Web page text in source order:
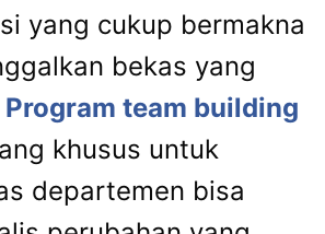
yang cukup bermakna
bekas yang
Program team building
khusus untuk
departemen bisa